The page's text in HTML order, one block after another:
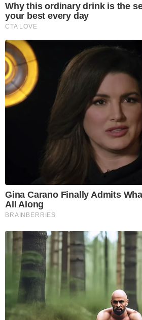
Why this ordinary drink is the
your best every day
CTA LOVE
Gina Carano Finally Admits
All Along
BRAINBERRIES